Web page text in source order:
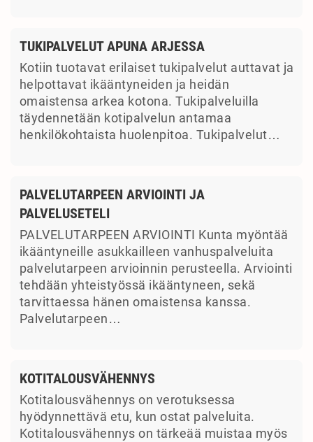
TUKIPALVELUT APUNA ARJESSA
Kotiin tuotavat erilaiset tukipalvelut auttavat ja
helpottavat ikääntyneiden ja heidän
omaistensa arkea kotona. Tukipalveluilla
täydennetään kotipalvelun antamaa
henkilökohtaista huolenpitoa. Tukipalvelut…
PALVELUTARPEEN ARVIOINTI JA
PALVELUSETELI
PALVELUTARPEEN ARVIOINTI Kunta myöntää
ikääntyneille asukkailleen vanhuspalveluita
palvelutarpeen arvioinnin perusteella. Arviointi
tehdään yhteistyössä ikääntyneen, sekä
tarvittaessa hänen omaistensa kanssa.
Palvelutarpeen…
KOTITALOUSVÄHENNYS
Kotitalousvähennys on verotuksessa
hyödynnettävä etu, kun ostat palveluita.
Kotitalousvähennys on tärkeää muistaa myös